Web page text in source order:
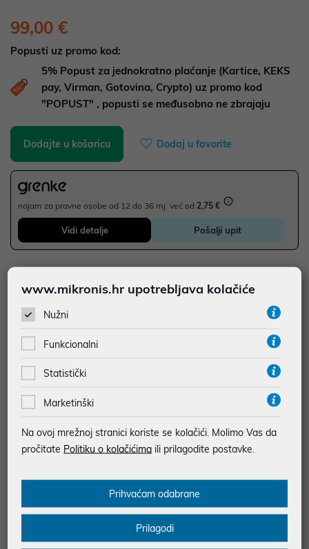
99,00 €
Popusti uz promo kod:
5% Popust za jednokratno plaćanje (Kartice, KEKS
pay, Virman, Gotovina, Crypto) uz promo kod
"POPUST" , popusti se međusobno ne zbrajaju
Dodajte u košaricu Dodaj u favorite
najam za pravne osobe od 12 do 36 mj. već od 2,75 €
Vidi detalje Pošalji upit
SIGURNA KUPOVINA
BESPLATNA DOSTAVA ZA NARUDŽBE IZNAD 66,36€
MOGUĆNOST PLAĆANJA NA RATE
Podaci uz artikle su prezentirani u dobroj namjeri. Mikronis d.o.o. ne
prilikom štampanja te promjene u dostupnosti i cijene. Slike artikala su
ilustrativne prirode te ne moraju u potpunosti odgovarati artiklima. Za sve
web-prodaja@mikronis.hr
90% PCC material 1 * HDMI 2.1 (4K @ 60hz) 1 * TF card reader
65W GaN module integrated 1 * USB-A (4.5W, 10gbs) 1 * USB-
www.mikronis.hr upotrebljava kolačiće
Nužni
Funkcionalni
Statistički
Marketinški
Na ovoj mrežnoj stranici koriste se kolačići. Molimo Vas da
pročitate Politiku o kolačićima ili prilagodite postavke.
Prihvaćam odabrane
Prilagodi